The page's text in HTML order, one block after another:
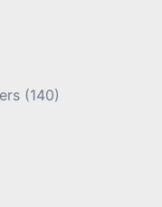
(140)